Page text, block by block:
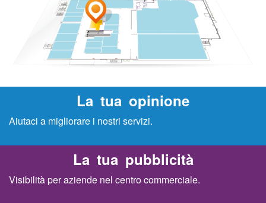
l
n
La tua opinione
Aiutaci a migliorare i nostri servizi.
La tua pubblicità
Visibilità per aziende nel centro commerciale.